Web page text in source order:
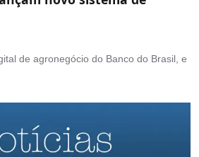
de agronegócio do Banco do Brasil, e